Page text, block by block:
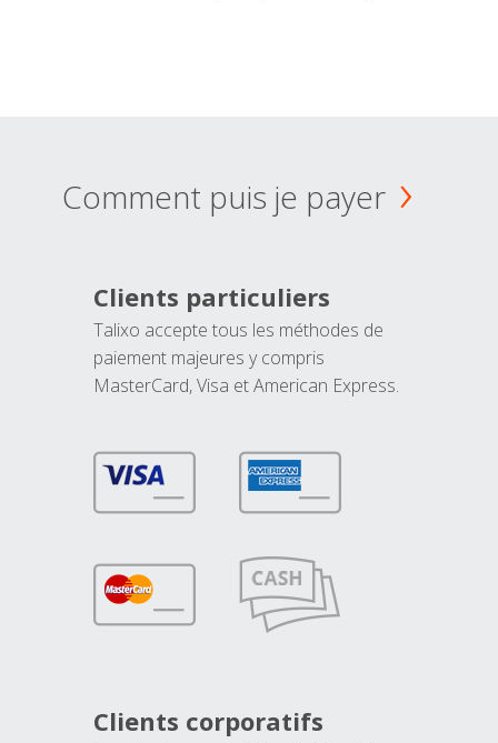
Comment puis je payer
Clients particuliers
Talixo accepte tous les méthodes de
paiement majeures y compris
MasterCard, Visa et American Express.
Clients corporatifs